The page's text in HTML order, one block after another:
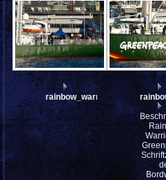
rainbow_warrior_III_A232108